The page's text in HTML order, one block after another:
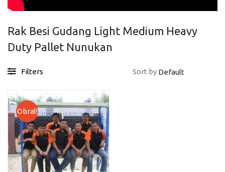
Rak Besi Gudang Light Medium Heavy
Duty Pallet Nunukan
Filters Sort by
Obral!